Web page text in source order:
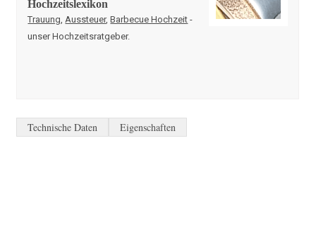
Hochzeitslexikon
Trauung Aussteuer,Barbecue Hochzeit -
unser Hochzeitsratgeber.
Technische Daten Eigenschaften